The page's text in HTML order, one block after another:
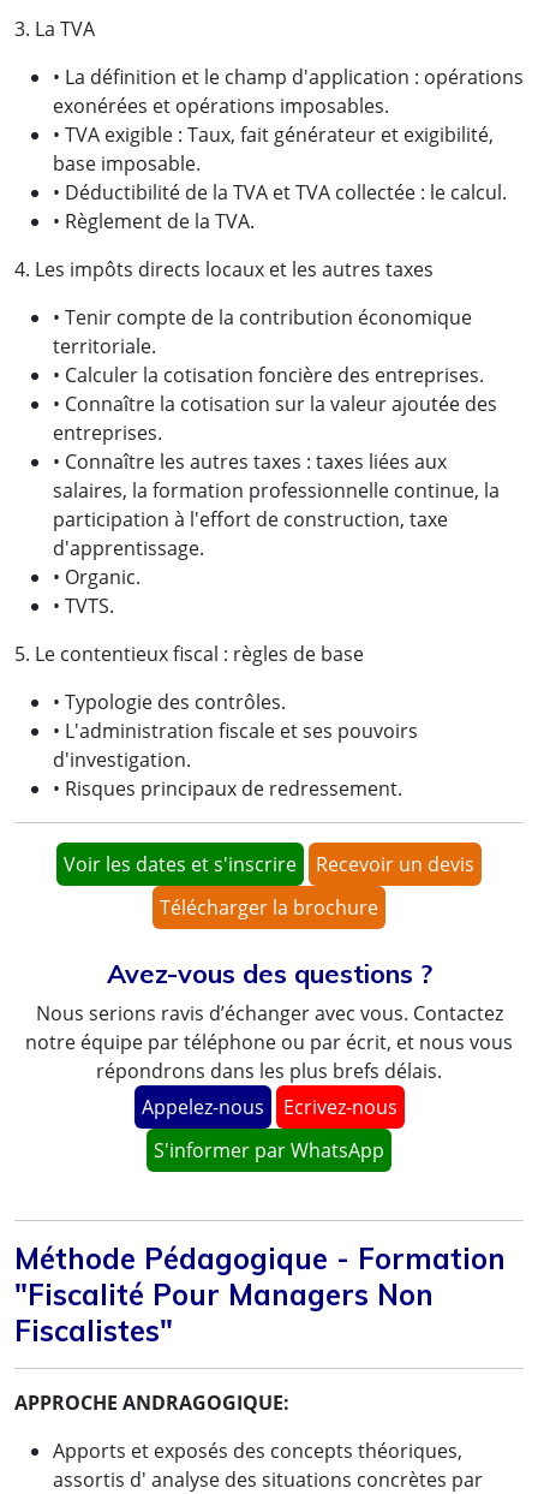
3. La TVA
• La définition et le champ d'application : opérations
exonérées et opérations imposables.
• TVA exigible : Taux, fait générateur et exigibilité,
base imposable.
• Déductibilité de la TVA et TVA collectée : le calcul.
• Règlement de la TVA.
4. Les impôts directs locaux et les autres taxes
• Tenir compte de la contribution économique
territoriale.
• Calculer la cotisation foncière des entreprises.
• Connaître la cotisation sur la valeur ajoutée des
entreprises.
• Connaître les autres taxes : taxes liées aux
salaires, la formation professionnelle continue, la
participation à l'effort de construction, taxe
d'apprentissage.
• Organic.
• TVTS.
5. Le contentieux fiscal : règles de base
• Typologie des contrôles.
• L'administration fiscale et ses pouvoirs
d'investigation.
• Risques principaux de redressement.
Voir les dates et s'inscrire
Recevoir un devis
Télécharger la brochure
Avez-vous des questions ?
Nous serions ravis d’échanger avec vous. Contactez
notre équipe par téléphone ou par écrit, et nous vous
répondrons dans les plus brefs délais.
Appelez-nous
Ecrivez-nous
S'informer par WhatsApp
Méthode Pédagogique - Formation
"Fiscalité Pour Managers Non
Fiscalistes"
APPROCHE ANDRAGOGIQUE:
Apports et exposés des concepts théoriques,
assortis d' analyse des situations concrètes par